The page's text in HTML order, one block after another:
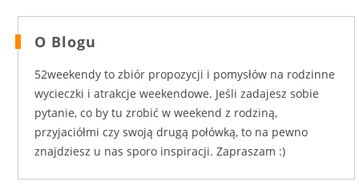
O Blogu
52weekendy to zbiór propozycji i pomysłów na rodzinne
wycieczki i atrakcje weekendowe. Jeśli zadajesz sobie
pytanie, co by tu zrobić w weekend z rodziną,
przyjaciółmi czy swoją drugą połówką, to na pewno
znajdziesz u nas sporo inspiracji. Zapraszam :)